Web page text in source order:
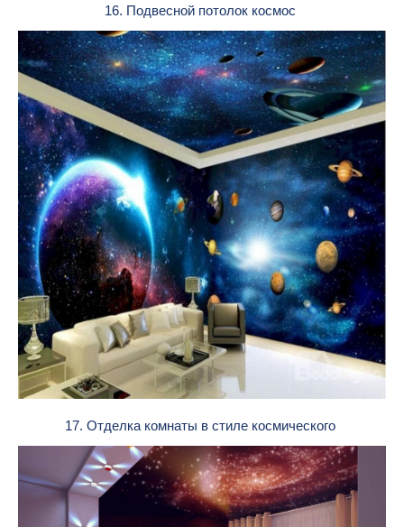
16. Подвесной потолок космос
17. Отделка комнаты в стиле космического